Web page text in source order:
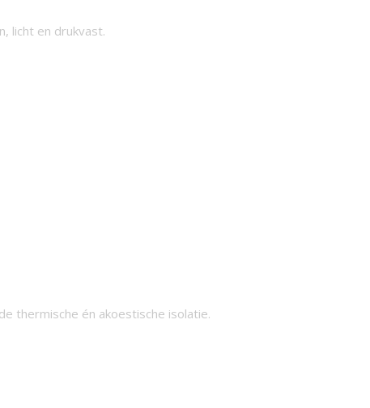
licht en drukvast.
thermische én akoestische isolatie.